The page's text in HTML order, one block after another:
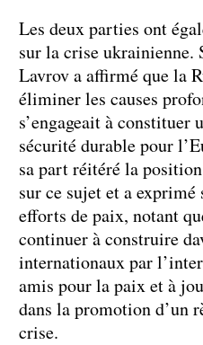
Les deux parties ont
sur la crise ukrainienne.
Lavrov a affirmé que la
éliminer les causes
s’engageait à constituer
sécurité durable pour
sa part réitéré la
sur ce sujet et a exprimé
efforts de paix, notant
continuer à construire
internationaux par
amis pour la paix et à
dans la promotion d’un
crise.